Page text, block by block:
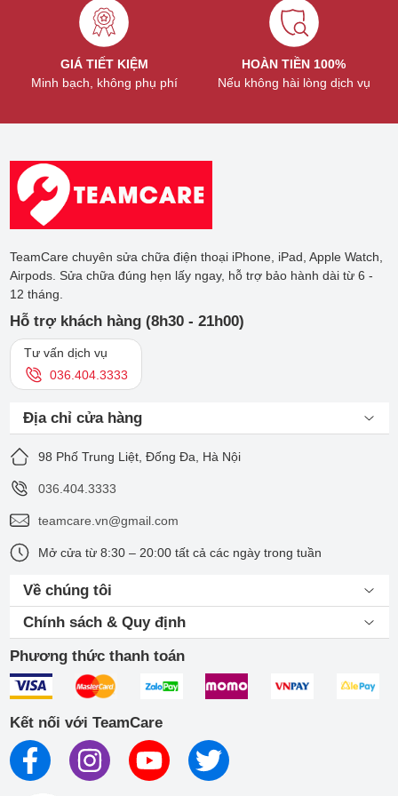
Liên hệ ngay với TeamCare để được tư vấn
miễn phí
Hotline:036.404.3333
Website: https://teamcare.vn/
Ngoài dịch vụ thay vỏ Apple Watch Series 4, TeamCare còn
cung cấp các dịch vụsửa chữa Apple Watch Series 4
như:
Thay pin Apple Watch Series 4
Thay màn hình Apple Watch Series 4
Sửa lỗi nguồn Apple Watch Series 4
Hãy đến với TeamCare để được trải nghiệm dịch vụ sửa chữa
Apple Watch Series 4 chuyên nghiệp và uy tín nhất tại Hà Nội.
GIÁ TIẾT KIỆM
Minh bạch, không phụ phí
HOÀN TIỀN 100%
Nếu không hài lòng dịch vụ
TeamCare chuyên sửa chữa điện thoại iPhone, iPad, Apple Watch,
Airpods. Sửa chữa đúng hẹn lấy ngay, hỗ trợ bảo hành dài từ 6 -
12 tháng.
Hỗ trợ khách hàng (8h30 - 21h00)
Tư vấn dịch vụ
036.404.3333
Địa chỉ cửa hàng
98 Phố Trung Liệt, Đống Đa, Hà Nội
036.404.3333
teamcare.vn@gmail.com
Mở cửa từ 8:30 – 20:00 tất cả các ngày trong tuần
Về chúng tôi
Chính sách & Quy định
Phương thức thanh toán
Kết nối với TeamCare